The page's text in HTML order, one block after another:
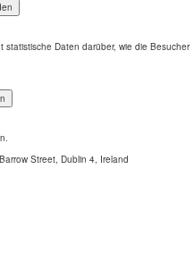
Daten darüber, wie die Besucher
Street, Dublin 4, Ireland